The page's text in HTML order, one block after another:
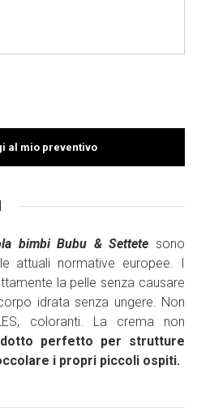
al mio preventivo
bimbi Bubu & Settete sono
attuali normative europee. I
la pelle senza causare
idrata senza ungere. Non
coloranti. La crema non
perfetto per strutture
i propri piccoli ospiti.